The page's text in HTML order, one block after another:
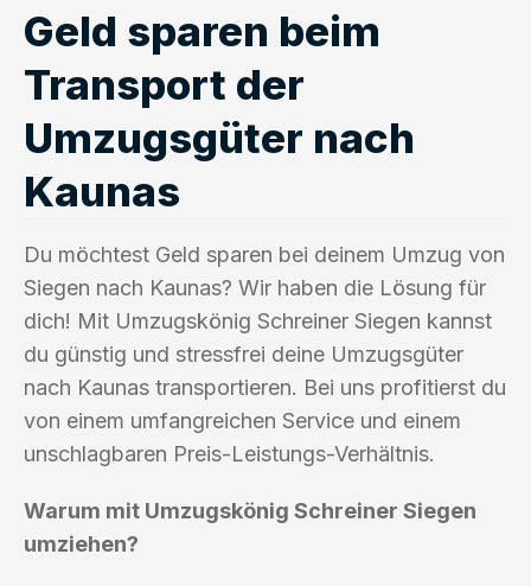
Geld sparen beim
Transport der
Umzugsgüter nach
Kaunas
Du möchtest Geld sparen bei deinem Umzug von
Siegen nach Kaunas? Wir haben die Lösung für
dich! Mit Umzugskönig Schreiner Siegen kannst
du günstig und stressfrei deine Umzugsgüter
nach Kaunas transportieren. Bei uns profitierst du
von einem umfangreichen Service und einem
unschlagbaren Preis-Leistungs-Verhältnis.
Warum mit Umzugskönig Schreiner Siegen
umziehen?